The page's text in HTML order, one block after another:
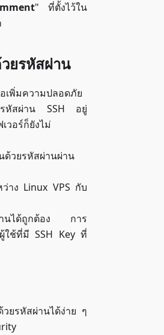
" ที่ตั้งไว้ใน
ยรหัสผ่าน
เพิ่มความปลอดภัย
รหัสผ่าน SSH อยู่
วอร์ก็ยังไม่
ด้วยรหัสผ่านผ่าน
าง Linux VPS กับ
านได้ถูกต้อง การ
ใช้ที่มี SSH Key ที่
ยรหัสผ่านได้ง่าย ๆ